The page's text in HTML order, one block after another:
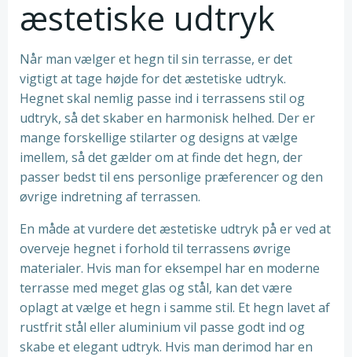
æstetiske udtryk
Når man vælger et hegn til sin terrasse, er det
vigtigt at tage højde for det æstetiske udtryk.
Hegnet skal nemlig passe ind i terrassens stil og
udtryk, så det skaber en harmonisk helhed. Der er
mange forskellige stilarter og designs at vælge
imellem, så det gælder om at finde det hegn, der
passer bedst til ens personlige præferencer og den
øvrige indretning af terrassen.
En måde at vurdere det æstetiske udtryk på er ved at
overveje hegnet i forhold til terrassens øvrige
materialer. Hvis man for eksempel har en moderne
terrasse med meget glas og stål, kan det være
oplagt at vælge et hegn i samme stil. Et hegn lavet af
rustfrit stål eller aluminium vil passe godt ind og
skabe et elegant udtryk. Hvis man derimod har en